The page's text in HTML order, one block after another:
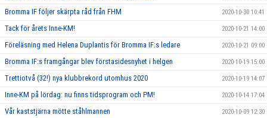
Bromma IF följer skärpta råd från FHM 2020-10-30 10:41
Tack för årets Inne-KM! 2020-10-21 14:00
Föreläsning med Helena Duplantis för Bromma IF:s ledare 2020-10-21 09:00
Bromma IF:s framgångar blev förstasidesnyhet i helgen 2020-10-19 15:00
Trettiotvå (32!) nya klubbrekord utomhus 2020 2020-10-19 14:07
Inne-KM på lördag: nu finns tidsprogram och PM! 2020-10-14 17:04
Vår kaststjärna mötte ståhlmannen 2020-10-09 12:30